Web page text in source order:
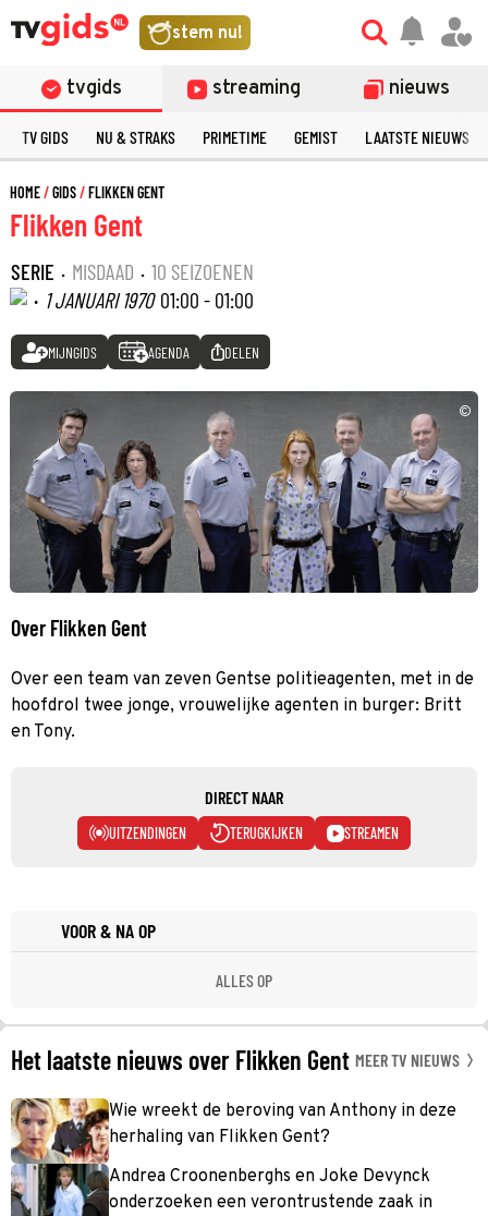
stem nu!
tvgids streaming nieuws
TV GIDS NU & STRAKS PRIMETIME GEMIST LAATSTE NIEUWS
HOME GIDS FLIKKEN GENT
Flikken Gent
SERIE · MISDAAD · 10 SEIZOENEN
· 1 JANUARI 1970 01:00 - 01:00
MIJNGIDS AGENDA DELEN
©
Over Flikken Gent
Over een team van zeven Gentse politieagenten, met in de
hoofdrol twee jonge, vrouwelijke agenten in burger: Britt
en Tony.
DIRECT NAAR
UITZENDINGEN TERUGKIJKEN STREAMEN
VOOR & NA OP
ALLES OP
Het laatste nieuws over Flikken Gent MEER TV NIEUWS
Wie wreekt de beroving van Anthony in deze
herhaling van Flikken Gent?
Andrea Croonenberghs en Joke Devynck
onderzoeken een verontrustende zaak in